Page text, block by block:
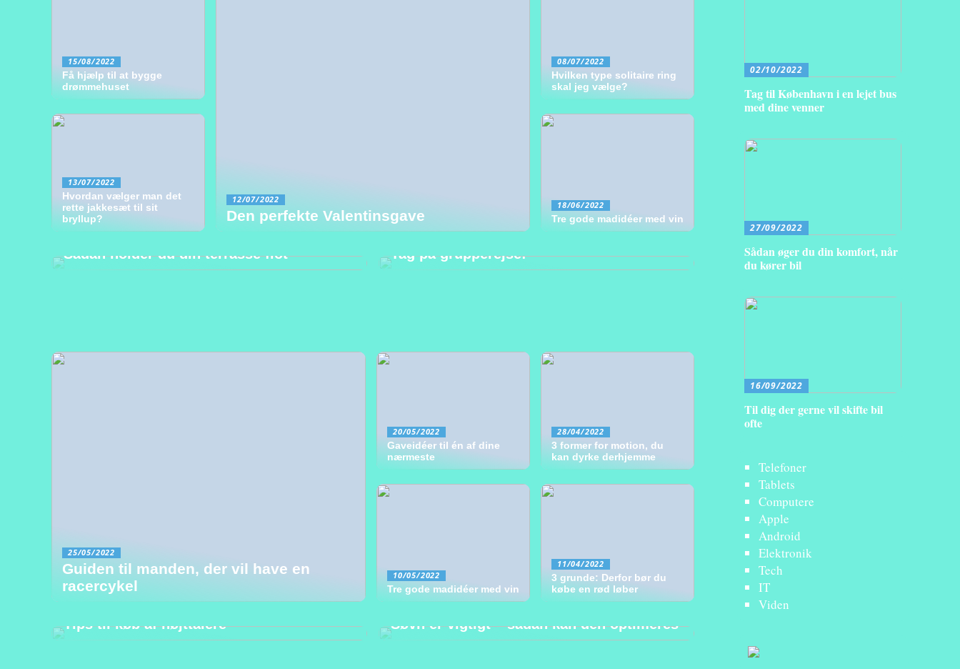
15/08/2022
Få hjælp til at bygge
drømmehuset
13/07/2022
Hvordan vælger man det
rette jakkesæt til sit
bryllup?
12/07/2022
Den perfekte Valentinsgave
08/07/2022
Hvilken type solitaire ring
skal jeg vælge?
18/06/2022
Tre gode madidéer med vin
13/06/2022
Sådan holder du din terrasse flot
07/06/2022
Tag på grupperejse!
25/05/2022
Guiden til manden, der vil have en
racercykel
20/05/2022
Gaveidéer til én af dine
nærmeste
10/05/2022
Tre gode madidéer med vin
28/04/2022
3 former for motion, du
kan dyrke derhjemme
11/04/2022
3 grunde: Derfor bør du
købe en rød løber
Tips til køb af højttalere
25/03/2022
Søvn er vigtigt – sådan kan den optimeres
02/10/2022
Tag til København i en lejet bus
med dine venner
27/09/2022
Sådan øger du din komfort, når
du kører bil
16/09/2022
Til dig der gerne vil skifte bil
ofte
Telefoner
Tablets
Computere
Apple
Android
Elektronik
Tech
IT
Viden